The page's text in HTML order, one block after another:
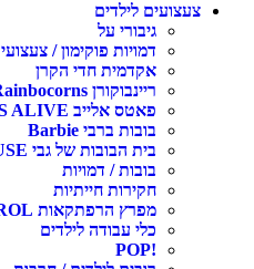
צעצועים לילדים
גיבורי על
דמויות פוקימון / צעצועי POKEMON
אקדמית חדי הקרן
ריינבוקורן Rainbocorns
פאטס אלייב PETS ALIVE
בובות ברבי Barbie
בית הבובות של גבי GABBY'S DOLLHOUSE
בובות / דמויות
חקירות חייתיות
מפרץ הרפתקאות PAW PATROL
כלי עבודה לילדים
!POP